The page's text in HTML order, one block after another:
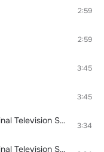
2:59
2:59
3:45
3:45
Memories (TAXI DRIVER 3 : Original Television Soundtrack) (Instrumental) 3:34
Memories (TAXI DRIVER 3 : Original Television Soundtrack)